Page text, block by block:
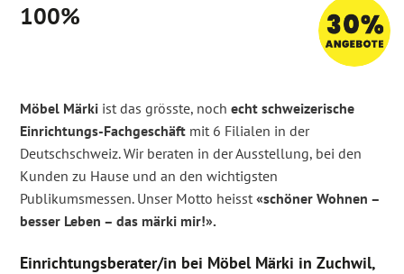
100%
Möbel Märki ist das grösste, nochecht schweizerische
Einrichtungs-Fachgeschäft mit 6 Filialen in der
Deutschschweiz. Wir beraten in der Ausstellung, bei den
Kunden zu Hause und an den wichtigsten
Publikumsmessen. Unser Motto heisst«schöner Wohnen –
besser Leben – das märki mir!».
Einrichtungsberater/in bei Möbel Märki in Zuchwil,